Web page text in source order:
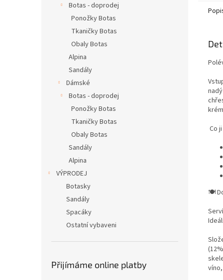
Botas - doprodej
Ponožky Botas
Tkaničky Botas
Obaly Botas
Alpina
Sandály
Dámské
Botas - doprodej
Ponožky Botas
Tkaničky Botas
Obaly Botas
Sandály
Alpina
VÝPRODEJ
Botasky
Sandály
Spacáky
Ostatní vybaveni
Přijímáme online platby
Co
🍽